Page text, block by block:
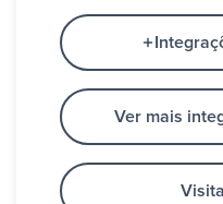
Ver mais